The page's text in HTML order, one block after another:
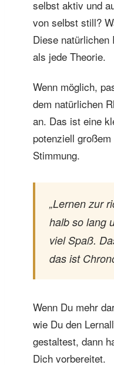
selbst aktiv und
von selbst still?
Diese natürlichen
als jede Theorie.
Wenn möglich,
dem natürlichen
an. Das ist eine
potenziell
Stimmung.
„Lernen zur
halb so lang
viel Spaß.
das ist
Wenn Du mehr
wie Du den
gestaltest, dann
Dich vorbereitet.